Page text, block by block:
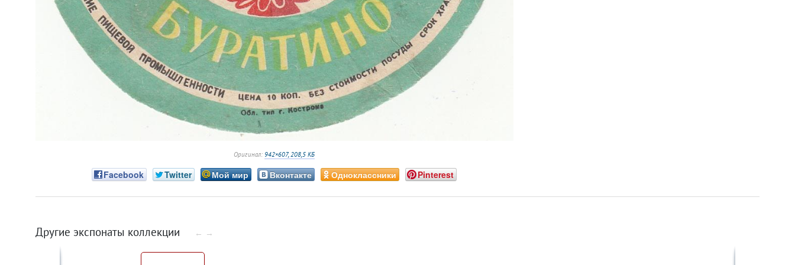
Оригинал: 942×607, 208,5 КБ
Facebook Twitter Мой мир Вконтакте Одноклассники Pinterest
Другие экспонаты коллекции ← →